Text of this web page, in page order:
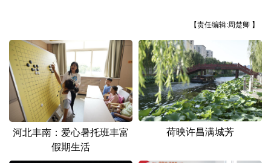
湖南
广东 广西 海南
四川 贵州 云南 西藏
陕西 甘肃 青海 宁夏
新疆 内蒙古 黑龙江
【责任编辑:周楚卿 】
河北丰南：爱心暑托班丰富
假期生活
荷映许昌满城芳